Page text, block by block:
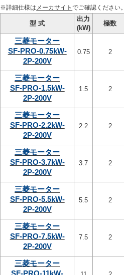
※詳細仕様は メーカサイトでご確認ください。
型 式
出力
(kW)
極数
三菱モーター
SF-PRO-0.75kW-
2P-200V
0.75 2
三菱モーター
SF-PRO-1.5kW-
2P-200V
1.5 2
三菱モーター
SF-PRO-2.2kW-
2P-200V
2.2 2
三菱モーター
SF-PRO-3.7kW-
2P-200V
3.7 2
三菱モーター
SF-PRO-5.5kW-
2P-200V
5.5 2
三菱モーター
SF-PRO-7.5kW-
2P-200V
7.5 2
三菱モーター
SF-PRO-11kW-